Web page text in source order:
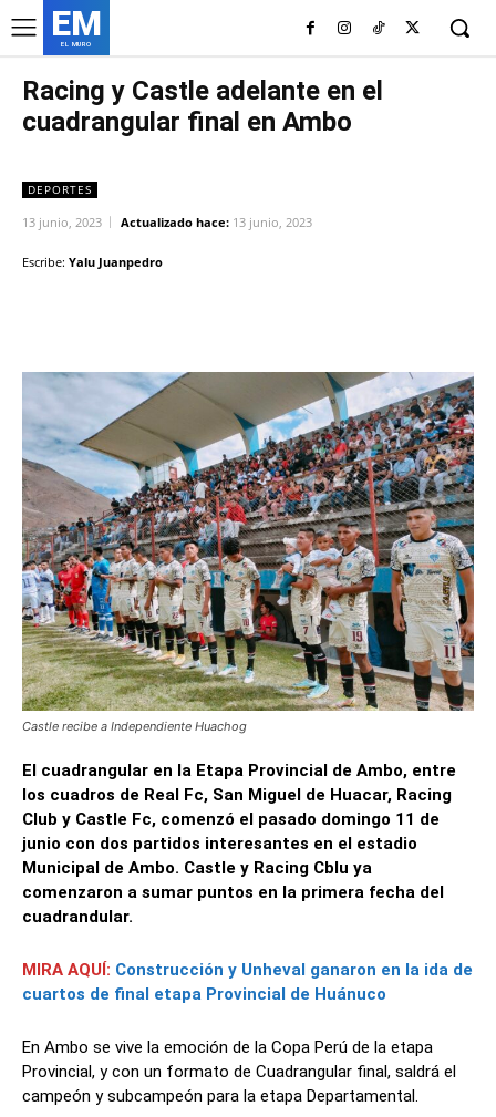
EM
EL MURO
Racing y Castle adelante en el
cuadrangular final en Ambo
DEPORTES
13 junio, 2023 Actualizado hace: 13 junio, 2023
Escribe: Yalu Juanpedro
Castle recibe a Independiente Huachog
El cuadrangular en la Etapa Provincial de Ambo, entre
los cuadros de Real Fc, San Miguel de Huacar, Racing
Club y Castle Fc, comenzó el pasado domingo 11 de
junio con dos partidos interesantes en el estadio
Municipal de Ambo. Castle y Racing Cblu ya
comenzaron a sumar puntos en la primera fecha del
cuadrandular.
MIRA AQUÍ: Construcción y Unheval ganaron en la ida de
cuartos de final etapa Provincial de Huánuco
En Ambo se vive la emoción de la Copa Perú de la etapa
Provincial, y con un formato de Cuadrangular final, saldrá el
campeón y subcampeón para la etapa Departamental.